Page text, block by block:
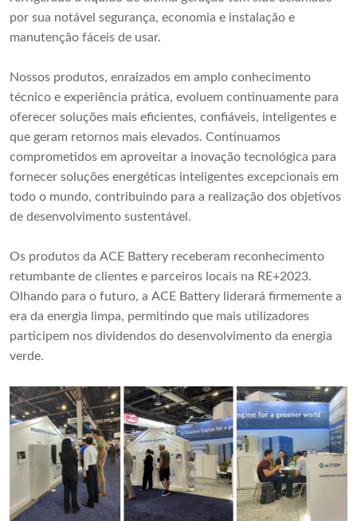
por sua notável segurança, economia e instalação e
manutenção fáceis de usar.
Nossos produtos, enraizados em amplo conhecimento
técnico e experiência prática, evoluem continuamente para
oferecer soluções mais eficientes, confiáveis, inteligentes e
que geram retornos mais elevados. Continuamos
comprometidos em aproveitar a inovação tecnológica para
fornecer soluções energéticas inteligentes excepcionais em
todo o mundo, contribuindo para a realização dos objetivos
de desenvolvimento sustentável.
Os produtos da ACE Battery receberam reconhecimento
retumbante de clientes e parceiros locais na RE+2023.
Olhando para o futuro, a ACE Battery liderará firmemente a
era da energia limpa, permitindo que mais utilizadores
participem nos dividendos do desenvolvimento da energia
verde.